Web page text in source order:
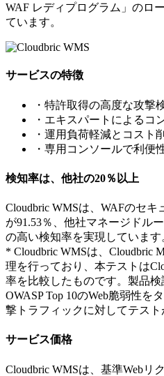
WAF レディプログラム」のロ
ています。
サービスの特徴
・特許取得の高度な攻撃
・エキスパートによるコ
・運用負荷軽減とコスト
・専用コンソールで利便
検知率は、他社の20％以上
Cloudbric WMSは、WAFのセ
が91.53％、他社マネージドル
の高い検知率を実現しています
* Cloudbric WMSは、Cloudbric
理を行っており、本テストは
率を比較したものです。製品検
OWASP Top 10のWeb脆弱性を
撃トラフィックに対してテスト
サービス価格
Cloudbric WMSは、基準Webリ